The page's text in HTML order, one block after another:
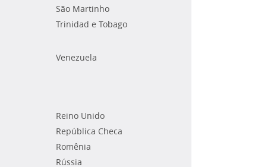
São Martinho
Trinidad e Tobago
Venezuela
Reino Unido
República Checa
Romênia
Rússia